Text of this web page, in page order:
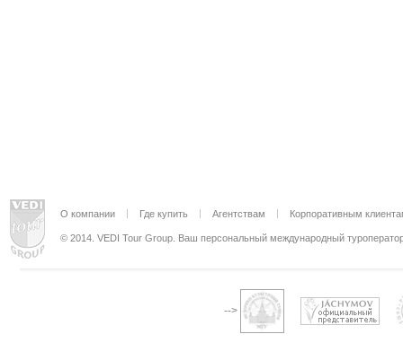
О компании Где купить Агентствам Корпоративным
© 2014. VEDI Tour Group. Ваш персональный международный
-->